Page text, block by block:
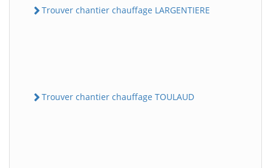
Trouver chantier chauffage LARGENTIERE
Trouver chantier chauffage TOULAUD